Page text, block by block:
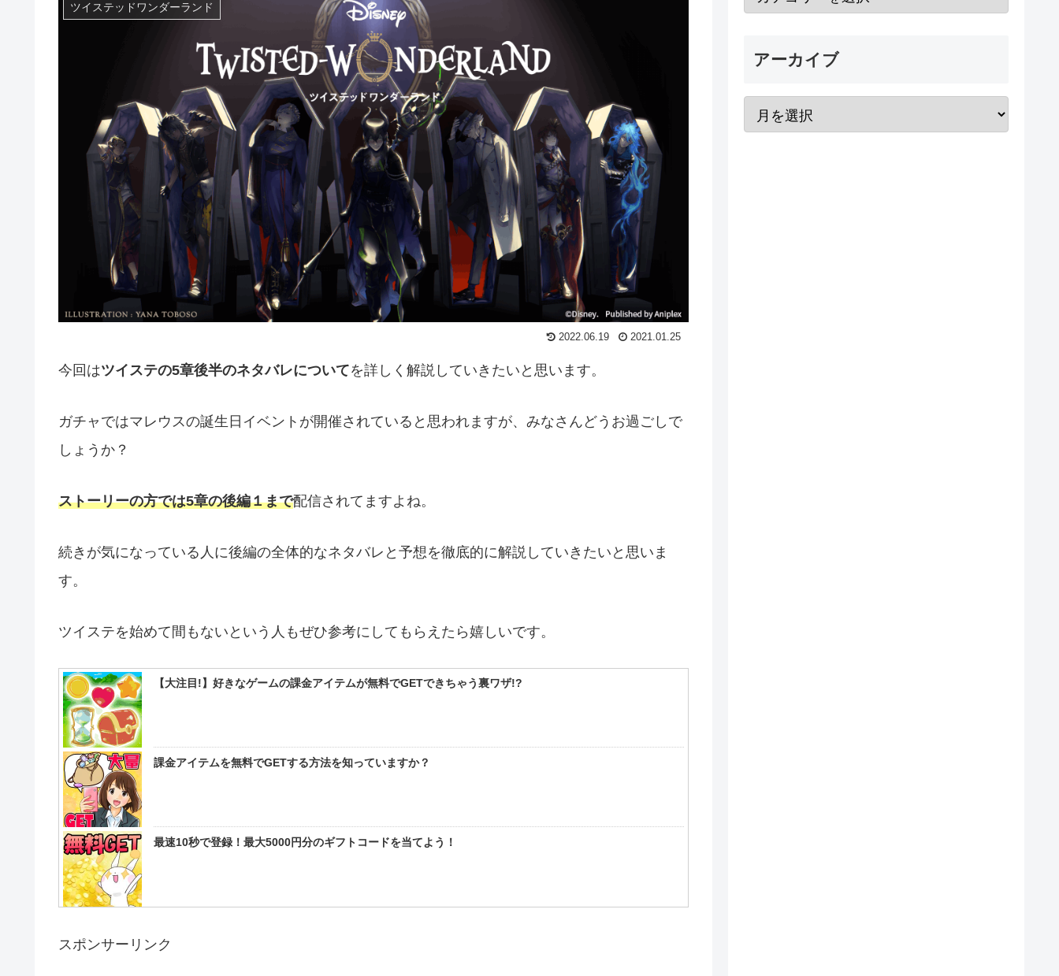
ツイステッドワンダーランド
2022.06.19 2021.01.25
今回はツイステの5章後半のネタバレについてを詳しく解説していきたいと思います。
ガチャではマレウスの誕生日イベントが開催されていると思われますが、みなさんどうお過ごしで
しょうか？
ストーリーの方では5章の後編１まで配信されてますよね。
続きが気になっている人に後編の全体的なネタバレと予想を徹底的に解説していきたいと思いま
す。
ツイステを始めて間もないという人もぜひ参考にしてもらえたら嬉しいです。
【大注目!】好きなゲームの課金アイテムが無料でGETできちゃう裏ワザ!?
課金アイテムを無料でGETする方法を知っていますか？
最速10秒で登録！最大5000円分のギフトコードを当てよう！
スポンサーリンク
アーカイブ